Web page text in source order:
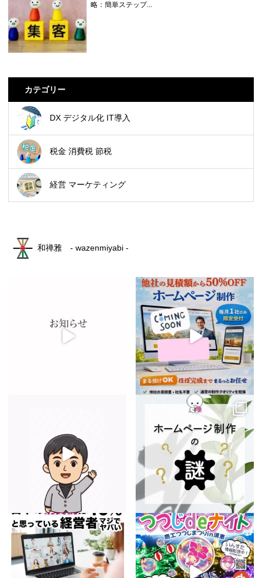
略：簡単ステップ...
カテゴリー
DX デジタル化 IT導入
税金 消費税 節税
経営 マーケティング
和禅雅 - wazenmiyabi -